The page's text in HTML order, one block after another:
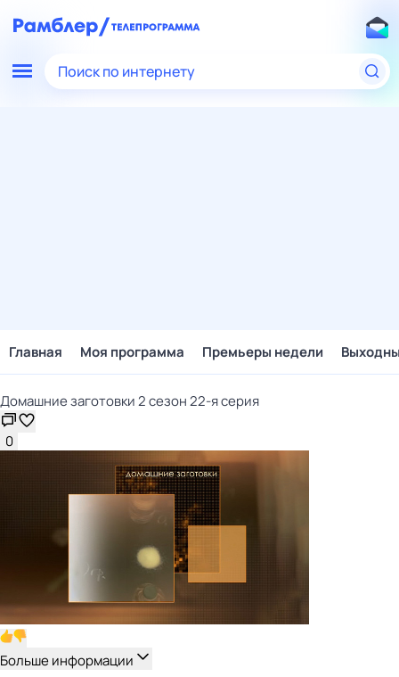
Поиск по интернету
Главная Моя программа Премьеры недели
Домашние заготовки 2 сезон 22-я серия
0
Больше информации